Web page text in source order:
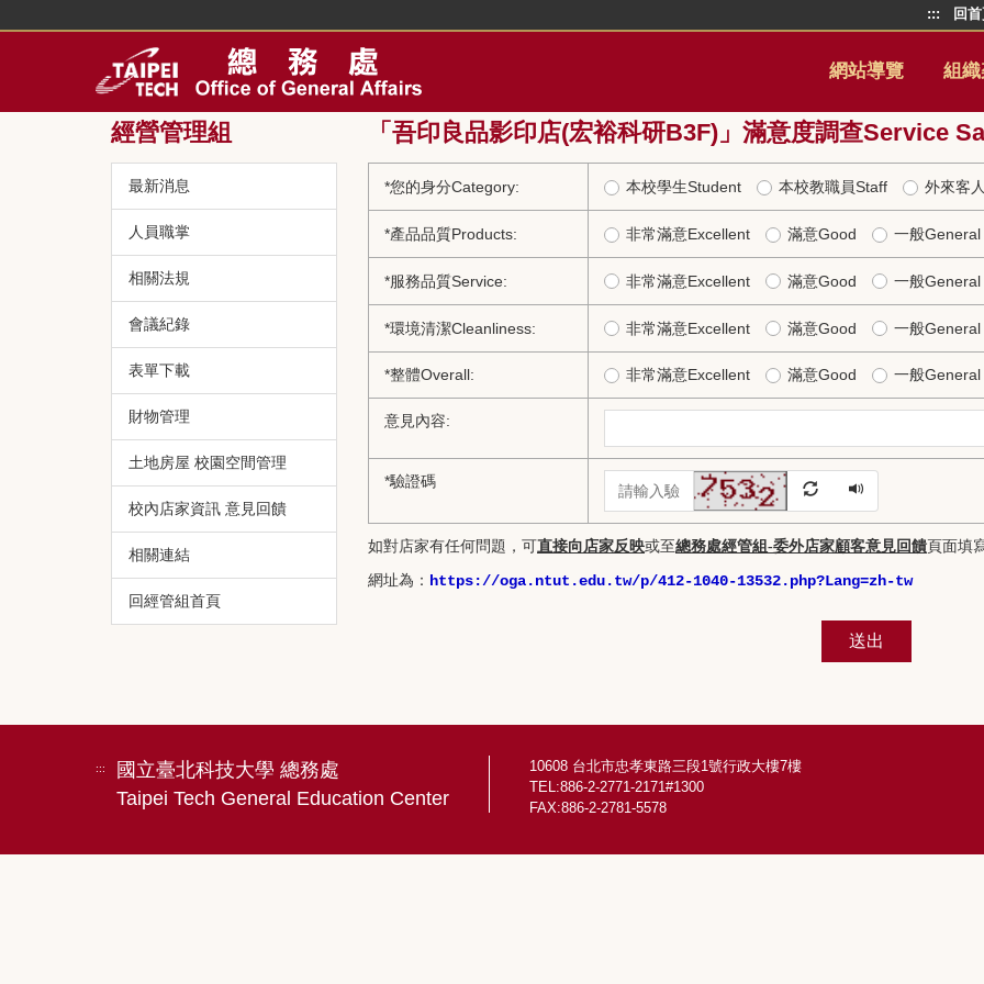
::: 回
網站導覽 組
經營管理組
最新消息
人員職掌
相關法規
會議紀錄
表單下載
財物管理
土地房屋 校園空間管理
校內店家資訊 意見回饋
相關連結
回經管組首頁
「吾印良品影印店(宏裕科研B3F)」滿意度調查Service
*您的身分Category: 本校學生Student 本校教職員Staff 外來客
*產品品質Products: 非常滿意Excellent 滿意Good 一般General
*服務品質Service: 非常滿意Excellent 滿意Good 一般General
*環境清潔Cleanliness: 非常滿意Excellent 滿意Good 一般General
*整體Overall: 非常滿意Excellent 滿意Good 一般General
意見內容:
*驗證碼
如對店家有任何問題，可直接向店家反映或至總務處經管組-委外店家顧客意見回饋頁面填
網址為： https://oga.ntut.edu.tw/p/412-1040-13532.php?Lang=zh-tw
送出
:::
國立臺北科技大學 總務處
Taipei Tech General Education Center
10608 台北市忠孝東路三段1號行政大樓7樓
TEL:886-2-2771-2171#1300
FAX:886-2-2781-5578